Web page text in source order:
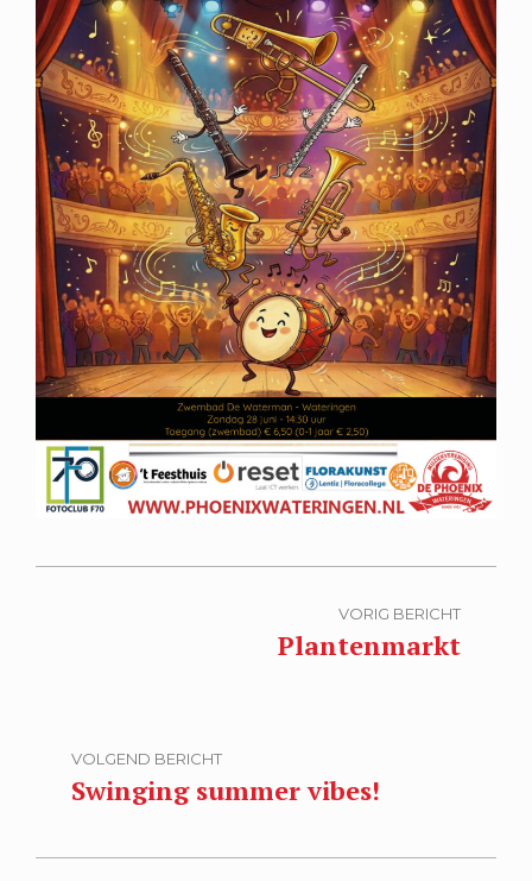
VORIG BERICHT
Plantenmarkt
VOLGEND BERICHT
Swinging summer vibes!